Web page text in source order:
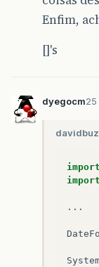
Enfim,
[]'s
dyegocm25
import
import
...